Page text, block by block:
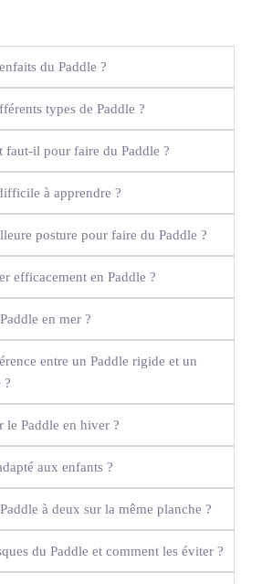
du Paddle ?
types de Paddle ?
faut-il pour faire du Paddle ?
à apprendre ?
posture pour faire du Paddle ?
efficacement en Paddle ?
en mer ?
entre un Paddle rigide et un
?
le Paddle en hiver ?
aux enfants ?
à deux sur la même planche ?
du Paddle et comment les éviter ?